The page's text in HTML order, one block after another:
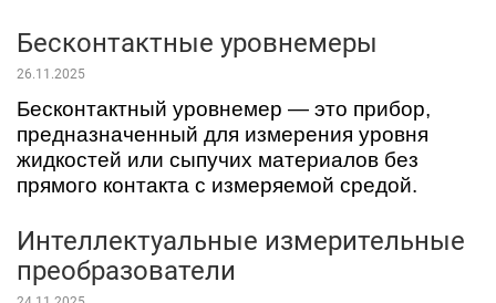
Бесконтактные уровнемеры
26.11.2025
Бесконтактный уровнемер — это прибор,
предназначенный для измерения уровня
жидкостей или сыпучих материалов без
прямого контакта с измеряемой средой.
Интеллектуальные измерительные
преобразователи